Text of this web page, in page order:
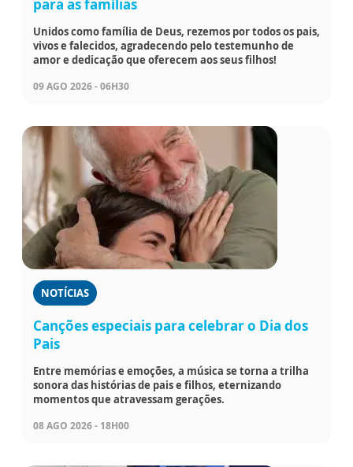
para as famílias
Unidos como família de Deus, rezemos por todos os pais,
vivos e falecidos, agradecendo pelo testemunho de
amor e dedicação que oferecem aos seus filhos!
09 AGO 2026 - 06H30
NOTÍCIAS
Canções especiais para celebrar o Dia dos
Pais
Entre memórias e emoções, a música se torna a trilha
sonora das histórias de pais e filhos, eternizando
momentos que atravessam gerações.
08 AGO 2026 - 18H00